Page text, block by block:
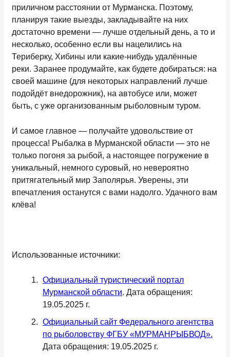
приличном расстоянии от Мурманска. Поэтому,
планируя такие выезды, закладывайте на них
достаточно времени — лучше отдельный день, а то и
несколько, особенно если вы нацелились на
Териберку, Хибины или какие-нибудь удалённые
реки. Заранее продумайте, как будете добираться: на
своей машине (для некоторых направлений лучше
подойдёт внедорожник), на автобусе или, может
быть, с уже организованным рыболовным туром.
И самое главное — получайте удовольствие от
процесса! Рыбалка в Мурманской области — это не
только погоня за рыбой, а настоящее погружение в
уникальный, немного суровый, но невероятно
притягательный мир Заполярья. Уверены, эти
впечатления останутся с вами надолго. Удачного вам
клёва!
Использованные источники:
Официальный туристический портал
Мурманской области. Дата обращения:
19.05.2025 г.
Официальный сайт Федерального агентства
по рыболовству ФГБУ «МУРМАНРЫБВОД».
Дата обращения: 19.05.2025 г.